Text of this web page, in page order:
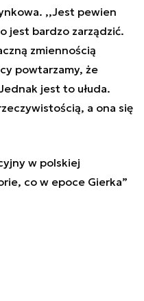
,,Jest pewien
jest bardzo zarządzić.
zmiennością
powtarzamy, że
jest to ułuda.
a ona się
w polskiej
co w epoce Gierka”